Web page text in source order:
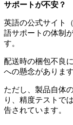
サポートが不安？
英語の公式サイト
語サポートの体制
す。
配送時の梱包不良
への懸念があります
ただし、製品自体
り、精度テストで
告されています。